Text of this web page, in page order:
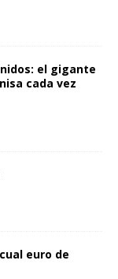
el gigante
cada vez
euro de